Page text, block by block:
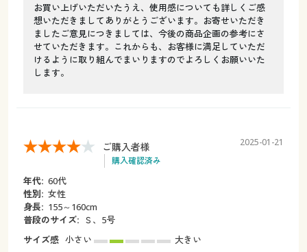
お買い上げいただいたうえ、使用感についても詳しくご感
想いただきましてありがとうございます。お寄せいただき
ましたご意見につきましては、今後の商品企画の参考にさ
せていただきます。これからも、お客様に満足していただ
けるように取り組んでまいりますのでよろしくお願いいた
します。
ご購入者様
購入確認済み
2025-01-21
年代: 60代
性別: 女性
身長: 155～160cm
普段のサイズ: Ｓ、5号
サイズ感 小さい
大きい